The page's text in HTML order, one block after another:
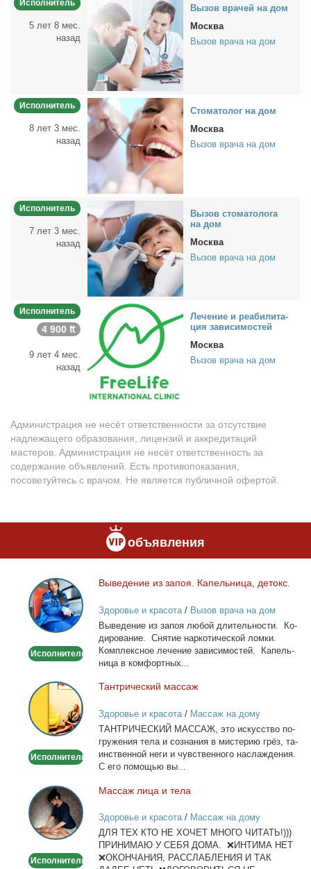
Исполнитель
5 лет 8 мес.
назад
Вы­зов вра­чей на дом
Москва
Вызов врача на дом
Исполнитель
8 лет 3 мес.
назад
Сто­ма­то­лог на дом
Москва
Вызов врача на дом
Исполнитель
7 лет 3 мес.
назад
Вы­зов сто­ма­то­ло­га
на дом
Москва
Вызов врача на дом
Исполнитель
4 900 ₶
9 лет 4 мес.
назад
Ле­че­ние и ре­а­би­ли­та­
ция за­ви­си­мо­стей
Москва
Вызов врача на дом
Администрация не несёт ответственности за отсутствие
надлежащего образования, лицензий и аккредитаций
мастеров. Администрация не несёт ответственность за
содержание объявлений. Есть противопоказания,
посоветуйтесь с врачом. Не является публичной офертой.
объявления
Выведение
из
запоя.
Капельница,
Исполнитель
Вы­ве­де­ние из за­поя. Ка­пель­ни­ца, де­токс.
Здоровье и красота/ Вызов врача на дом
Вы­ве­де­ние из за­поя лю­бой дли­тель­но­сти. Ко­
ди­ро­ва­ние. Сня­тие нар­ко­ти­че­ской лом­ки.
Ком­плекс­ное ле­че­ние за­ви­си­мо­стей. Ка­пель­
ни­ца в ком­форт­ных...
Тантрический
массаж
Исполнитель
Тан­три­че­ский мас­саж
Здоровье и красота/ Массаж на дому
ТАНТРИЧЕСКИЙ МАССАЖ, это ис­кус­ство по­
гру­же­ния те­ла и со­зна­ния в ми­сте­рию грёз, та­
ин­ствен­ной неги и чув­ствен­но­го на­сла­жде­ния.
С его по­мо­щью вы...
Массаж
лица
и
тела
Исполнитель
Мас­саж ли­ца и те­ла
Здоровье и красота/ Массаж на дому
ДЛЯ ТЕХ КТО НЕ ХОЧЕТ МНОГО ЧИТАТЬ!)))
ПРИНИМАЮ У СЕБЯ ДОМА. ❌ИНТИМА НЕТ
❌ОКОНЧАНИЯ, РАССЛАБЛЕНИЯ И ТАК